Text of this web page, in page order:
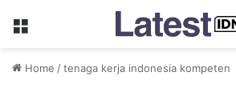
Menu
Home /tenaga kerja indonesia kompeten